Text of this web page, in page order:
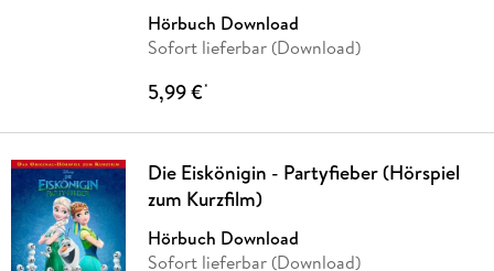
Hörbuch Download
Sofort lieferbar (Download)
5,99 €*
Die Eiskönigin - Partyfieber (Hörspiel
zum Kurzfilm)
Hörbuch Download
Sofort lieferbar (Download)